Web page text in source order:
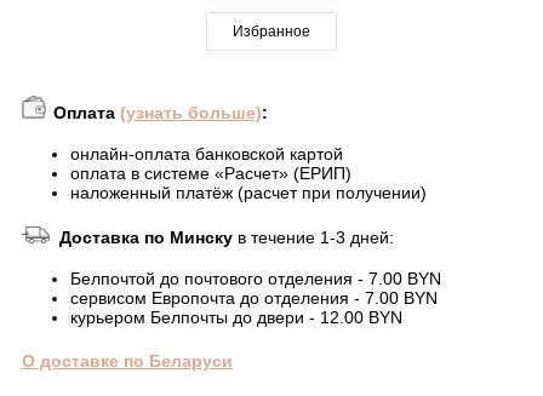
Избранное
Оплата (узнать больше):
онлайн-оплата банковской картой
оплата в системе «Расчет» (ЕРИП)
наложенный платёж (расчет при получении)
Доставка по Минску в течение 1-3 дней:
Белпочтой до почтового отделения - 7.00 BYN
сервисом Европочта до отделения - 7.00 BYN
курьером Белпочты до двери - 12.00 BYN
О доставке по Беларуси